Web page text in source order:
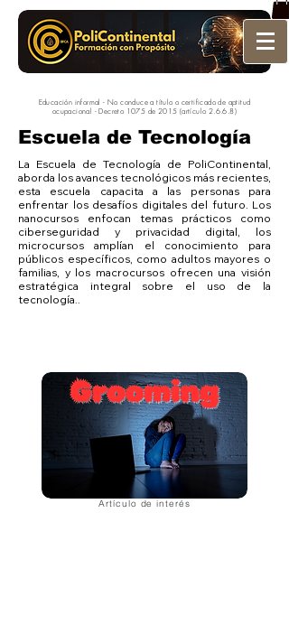
Educación informal - No conduce a título o certificado de aptitud
ocupacional - Decreto 1075 de 2015 (artículo 2.6.6.8)
Escuela de Tecnología
La Escuela de Tecnología de PoliContinental,
aborda los avances tecnológicos más recientes,
esta escuela capacita a las personas para
enfrentar los desafíos digitales del futuro. Los
nanocursos enfocan temas prácticos como
ciberseguridad y privacidad digital, los
microcursos amplían el conocimiento para
públicos específicos, como adultos mayores o
familias, y los macrocursos ofrecen una visión
estratégica integral sobre el uso de la
tecnología..
Artículo de interés